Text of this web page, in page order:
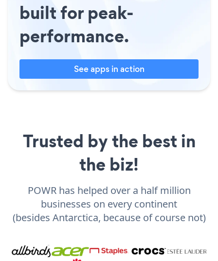
built for peak-
performance.
See apps in action
Trusted by the best in
the biz!
POWR has helped over a half million
businesses on every continent
(besides Antarctica, because of course not)